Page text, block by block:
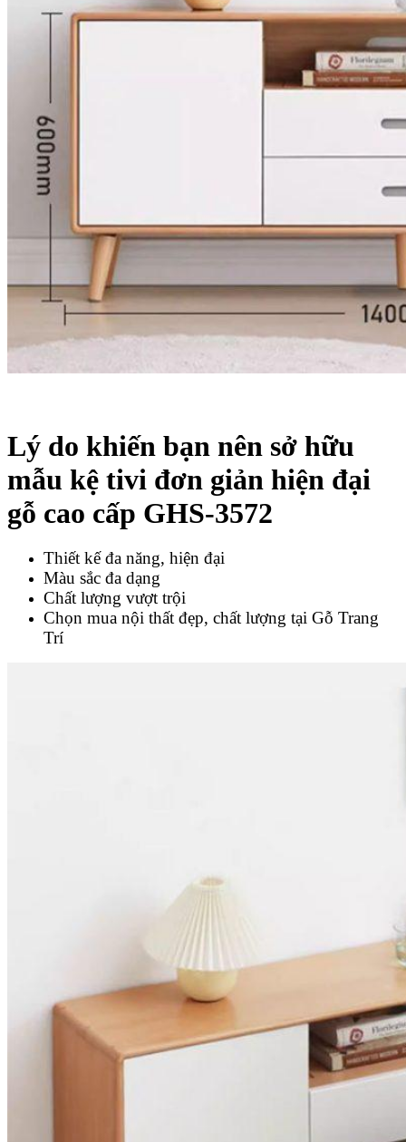
Lý do khiến bạn nên sở hữu
mẫu kệ tivi đơn giản hiện đại
gỗ cao cấp GHS-3572
Thiết kế đa năng, hiện đại
Màu sắc đa dạng
Chất lượng vượt trội
Chọn mua nội thất đẹp, chất lượng tại Gỗ Trang
Trí